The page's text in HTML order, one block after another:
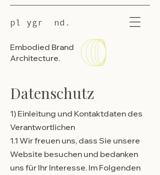
pl ygr nd.
Embodied Brand
Architecture.
Datenschutz
1) Einleitung und Kontaktdaten des
Verantwortlichen
1.1 Wir freuen uns, dass Sie unsere
Website besuchen und bedanken
uns für Ihr Interesse. Im Folgenden